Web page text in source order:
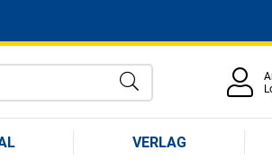
VERLAG